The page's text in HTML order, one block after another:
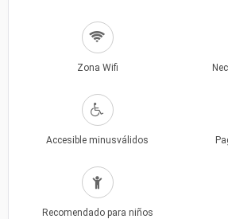
Zona Wifi
Accesible minusválidos
Recomendado para niños